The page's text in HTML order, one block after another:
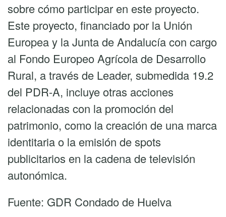
sobre cómo participar en este proyecto.
Este proyecto, financiado por la Unión
Europea y la Junta de Andalucía con cargo
al Fondo Europeo Agrícola de Desarrollo
Rural, a través de Leader, submedida 19.2
del PDR-A, incluye otras acciones
relacionadas con la promoción del
patrimonio, como la creación de una marca
identitaria o la emisión de spots
publicitarios en la cadena de televisión
autonómica.
Fuente: GDR Condado de Huelva